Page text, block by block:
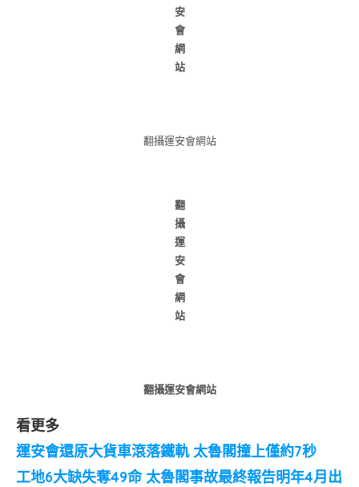
安
會
網
站
翻攝運安會網站
翻
攝
運
安
會
網
站
翻攝運安會網站
看更多
運安會還原大貨車滾落鐵軌 太魯閣撞上僅約7秒
工地6大缺失奪49命 太魯閣事故最終報告明年4月出